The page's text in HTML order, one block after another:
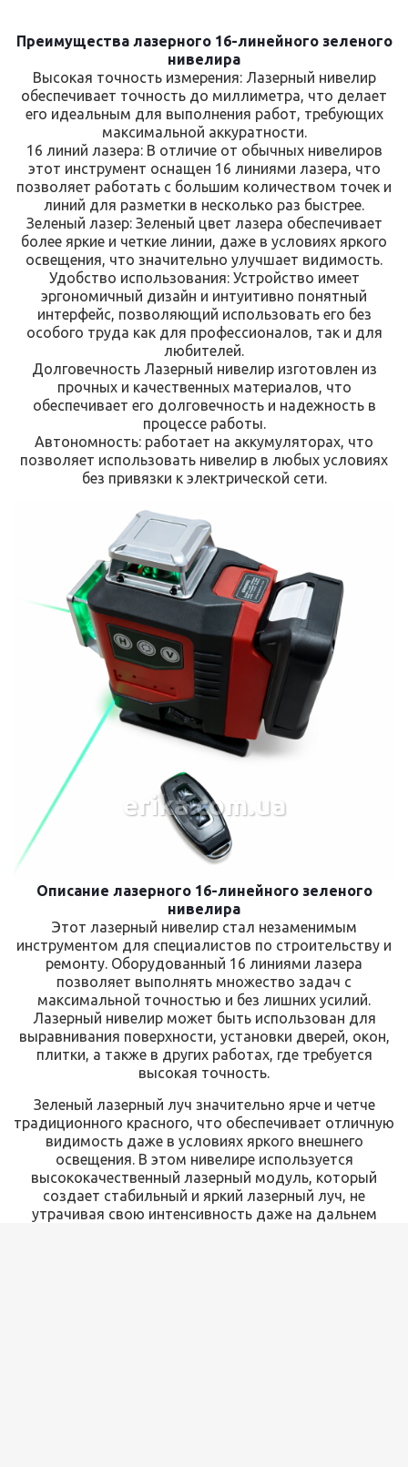
Преимущества лазерного 16-линейного зеленого
нивелира
Высокая точность измерения: Лазерный нивелир
обеспечивает точность до миллиметра, что делает
его идеальным для выполнения работ, требующих
максимальной аккуратности.
16 линий лазера: В отличие от обычных нивелиров
этот инструмент оснащен 16 линиями лазера, что
позволяет работать с большим количеством точек и
линий для разметки в несколько раз быстрее.
Зеленый лазер: Зеленый цвет лазера обеспечивает
более яркие и четкие линии, даже в условиях яркого
освещения, что значительно улучшает видимость.
Удобство использования: Устройство имеет
эргономичный дизайн и интуитивно понятный
интерфейс, позволяющий использовать его без
особого труда как для профессионалов, так и для
любителей.
Долговечность Лазерный нивелир изготовлен из
прочных и качественных материалов, что
обеспечивает его долговечность и надежность в
процессе работы.
Автономность: работает на аккумуляторах, что
позволяет использовать нивелир в любых условиях
без привязки к электрической сети.
erika.com.ua
Описание лазерного 16-линейного зеленого
нивелира
Этот лазерный нивелир стал незаменимым
инструментом для специалистов по строительству и
ремонту. Оборудованный 16 линиями лазера
позволяет выполнять множество задач с
максимальной точностью и без лишних усилий.
Лазерный нивелир может быть использован для
выравнивания поверхности, установки дверей, окон,
плитки, а также в других работах, где требуется
высокая точность.
Зеленый лазерный луч значительно ярче и четче
традиционного красного, что обеспечивает отличную
видимость даже в условиях яркого внешнего
освещения. В этом нивелире используется
высококачественный лазерный модуль, который
создает стабильный и яркий лазерный луч, не
утрачивая свою интенсивность даже на дальнем